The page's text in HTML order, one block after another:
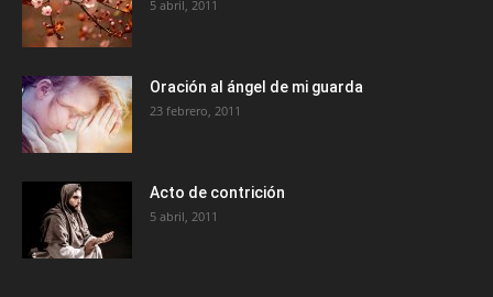
5 abril, 2011
Oración al ángel de mi guarda
23 febrero, 2011
Acto de contrición
5 abril, 2011